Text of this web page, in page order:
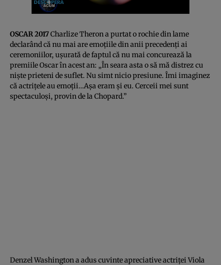
OSCAR 2017Charlize Theron a purtat o rochie din lame
declarând că nu mai are emoţiile din anii precedenţi ai
ceremoniilor, uşurată de faptul că nu mai concurează la
premiile Oscar în acest an: „În seara asta o să mă distrez cu
nişte prieteni de suflet. Nu simt nicio presiune. Îmi imaginez
că actriţele au emoţii…Aşa eram şi eu. Cerceii mei sunt
spectaculoşi, provin de la Chopard.”
Denzel Washington a adus cuvinte apreciative actriţei Viola